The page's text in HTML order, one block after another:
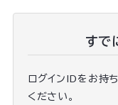
すで
ログインIDをお持
ください。